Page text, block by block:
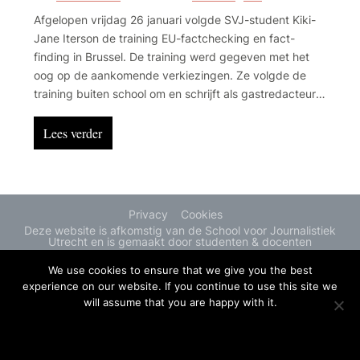
Afgelopen vrijdag 26 januari volgde SVJ-student Kiki-
Jane Iterson de training EU-factchecking en fact-
finding in Brussel. De training werd gegeven met het
oog op de aankomende verkiezingen. Ze volgde de
training buiten school om en schrijft als gastredacteur
factchecken voor jonge journalisten.
Lees verder
Privacy
Cookies
Deze website is afkomstig van de School voor Journalistiek
Utrecht en is gemaakt door studenten & docenten
We use cookies to ensure that we give you the best
experience on our website. If you continue to use this site we
will assume that you are happy with it.